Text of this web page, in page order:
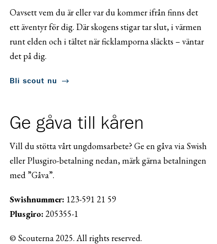
Oavsett vem du är eller var du kommer ifrån finns det
ett äventyr för dig. Där skogens stigar tar slut, i värmen
runt elden och i tältet när ficklamporna släckts – väntar
det på dig.
Bli scout nu
Ge gåva till kåren
Vill du stötta vårt ungdomsarbete? Ge en gåva via Swish
eller Plusgiro-betalning nedan, märk gärna betalningen
med ”Gåva”.
Swishnummer: 123-591 21 59
Plusgiro: 205355-1
© Scouterna 2025. All rights reserved.